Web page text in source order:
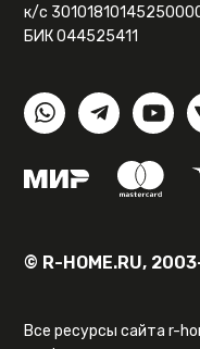
к/с
БИК 044525411
© R-HOME.RU,
Все ресурсы сайта r-